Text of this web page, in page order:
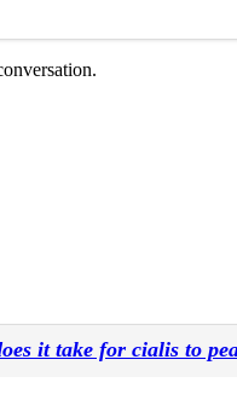
it take for cialis to